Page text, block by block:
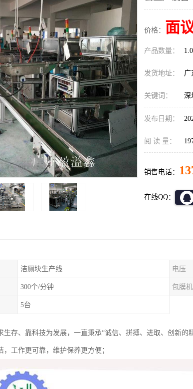
价格： 面
产品数量：
发货地址： 广
关键词： 深
发布日期：
阅 读 量：
销售电话：
在线QQ：
洁厕块生产线 电压
300个/分钟 包膜
5台
生存、靠科技为发展，一直秉承“诚信、拼搏、进取、创新的
，工作更可靠，维护保养更方便；